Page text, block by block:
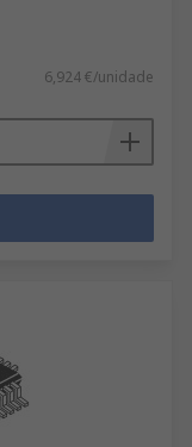
6,924 €/unidade